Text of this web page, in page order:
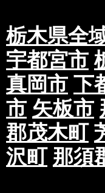
栃木県全
宇都宮市
真岡市 下
市 矢板市
郡茂木町
沢町 那須